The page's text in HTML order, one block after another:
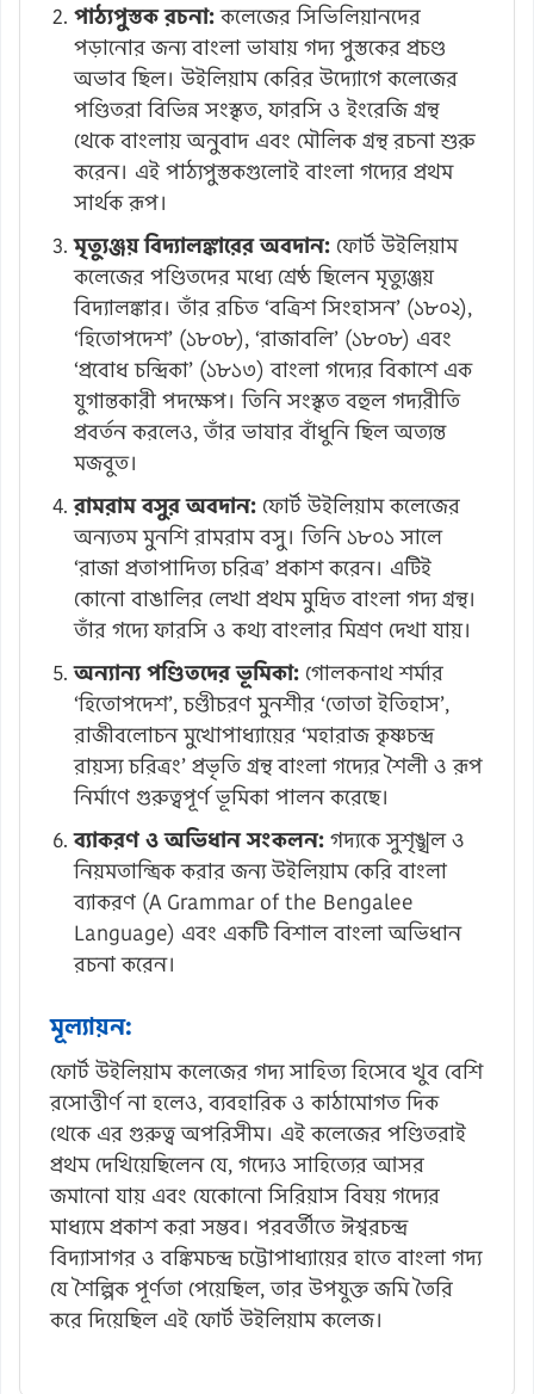
পাঠ্যপুস্তক রচনা:কলেজের সিভিলিয়ানদের
পড়ানোর জন্য বাংলা ভাষায় গদ্য পুস্তকের প্রচণ্ড
অভাব ছিল। উইলিয়াম কেরির উদ্যোগে কলেজের
পণ্ডিতরা বিভিন্ন সংস্কৃত, ফারসি ও ইংরেজি গ্রন্থ
থেকে বাংলায় অনুবাদ এবং মৌলিক গ্রন্থ রচনা শুরু
করেন। এই পাঠ্যপুস্তকগুলোই বাংলা গদ্যের প্রথম
সার্থক রূপ।
মৃত্যুঞ্জয় বিদ্যালঙ্কারের অবদান: ফোর্ট উইলিয়াম
কলেজের পণ্ডিতদের মধ্যে শ্রেষ্ঠ ছিলেন মৃত্যুঞ্জয়
বিদ্যালঙ্কার। তাঁর রচিত ‘বত্রিশ সিংহাসন’ (১৮০২),
‘হিতোপদেশ’ (১৮০৮), ‘রাজাবলি’ (১৮০৮) এবং
‘প্রবোধ চন্দ্রিকা’ (১৮১৩) বাংলা গদ্যের বিকাশে এক
যুগান্তকারী পদক্ষেপ। তিনি সংস্কৃত বহুল গদ্যরীতি
প্রবর্তন করলেও, তাঁর ভাষার বাঁধুনি ছিল অত্যন্ত
মজবুত।
রামরাম বসুর অবদান: ফোর্ট উইলিয়াম কলেজের
অন্যতম মুনশি রামরাম বসু। তিনি ১৮০১ সালে
‘রাজা প্রতাপাদিত্য চরিত্র’ প্রকাশ করেন। এটিই
কোনো বাঙালির লেখা প্রথম মুদ্রিত বাংলা গদ্য গ্রন্থ।
তাঁর গদ্যে ফারসি ও কথ্য বাংলার মিশ্রণ দেখা যায়।
অন্যান্য পণ্ডিতদের ভূমিকা: গোলকনাথ শর্মার
‘হিতোপদেশ’, চণ্ডীচরণ মুনশীর ‘তোতা ইতিহাস’,
রাজীবলোচন মুখোপাধ্যায়ের ‘মহারাজ কৃষ্ণচন্দ্র
রায়স্য চরিত্রং’ প্রভৃতি গ্রন্থ বাংলা গদ্যের শৈলী ও রূপ
নির্মাণে গুরুত্বপূর্ণ ভূমিকা পালন করেছে।
ব্যাকরণ ও অভিধান সংকলন: গদ্যকে সুশৃঙ্খল ও
নিয়মতান্ত্রিক করার জন্য উইলিয়াম কেরি বাংলা
ব্যাকরণ (A Grammar of the Bengalee
Language) এবং একটি বিশাল বাংলা অভিধান
রচনা করেন।
মূল্যায়ন:
ফোর্ট উইলিয়াম কলেজের গদ্য সাহিত্য হিসেবে খুব বেশি
রসোত্তীর্ণ না হলেও, ব্যবহারিক ও কাঠামোগত দিক
থেকে এর গুরুত্ব অপরিসীম। এই কলেজের পণ্ডিতরাই
প্রথম দেখিয়েছিলেন যে, গদ্যেও সাহিত্যের আসর
জমানো যায় এবং যেকোনো সিরিয়াস বিষয় গদ্যের
মাধ্যমে প্রকাশ করা সম্ভব। পরবর্তীতে ঈশ্বরচন্দ্র
বিদ্যাসাগর ও বঙ্কিমচন্দ্র চট্টোপাধ্যায়ের হাতে বাংলা গদ্য
যে শৈল্পিক পূর্ণতা পেয়েছিল, তার উপযুক্ত জমি তৈরি
করে দিয়েছিল এই ফোর্ট উইলিয়াম কলেজ।